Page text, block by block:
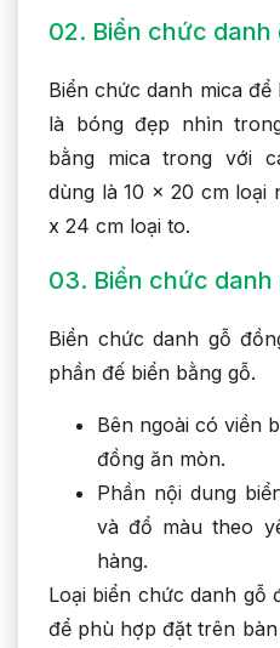
02. Biển chức danh
Biển chức danh mica
là bóng đẹp nhìn
bằng mica trong với
dùng là 10 x 20 cm loại
x 24 cm loại to.
03. Biển chức danh
Biển chức danh gỗ
phần đế biển bằng gỗ.
Bên ngoài có viền
đồng ăn mòn.
Phần nội dung
và đổ màu theo
hàng.
Loại biển chức danh gỗ
để phù hợp đặt trên